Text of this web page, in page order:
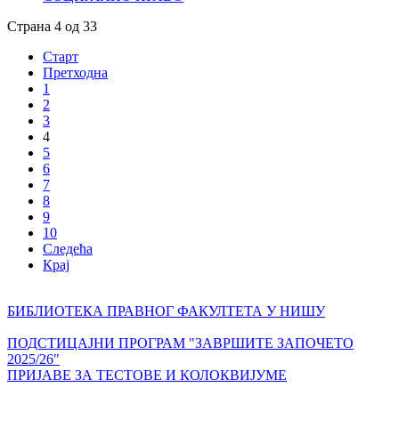
Страна 4 од 33
Старт
Претходна
1
2
3
4
5
6
7
8
9
10
Следећа
Крај
БИБЛИОТЕКА ПРАВНОГ ФАКУЛТЕТА У НИШУ
ПОДСТИЦАЈНИ ПРОГРАМ "ЗАВРШИТЕ ЗАПОЧЕТО
2025/26"
ПРИЈАВЕ ЗА ТЕСТОВЕ И КОЛОКВИЈУМЕ